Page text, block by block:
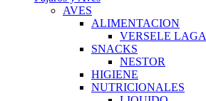
AVES
ALIMENTACION
VERSELE LAGA
SNACKS
NESTOR
HIGIENE
NUTRICIONALES